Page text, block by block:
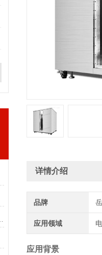
详情介绍
品牌
应用领域
应用背景